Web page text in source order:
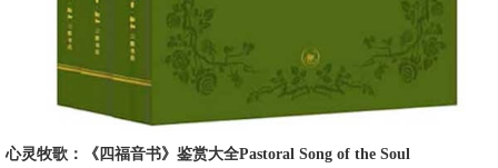
心灵牧歌：《四福音书》鉴赏大全Pastoral Song of the Soul